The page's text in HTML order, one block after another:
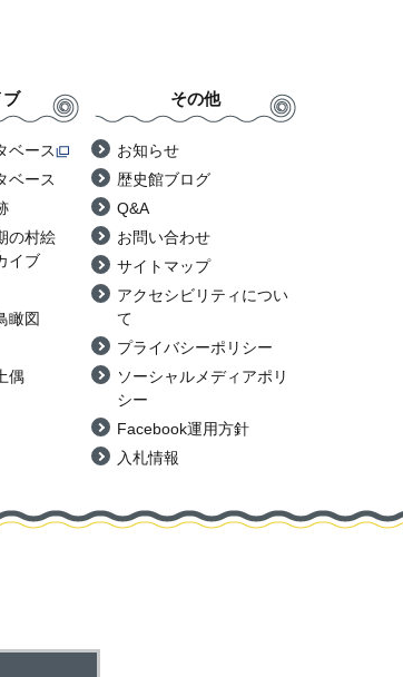
ブ
ベース
ベース
の村絵
イブ
瞰図
偶
その他
お知らせ
歴史館ブログ
Q&A
お問い合わせ
サイトマップ
アクセシビリティについ
て
プライバシーポリシー
ソーシャルメディアポリ
シー
Facebook運用方針
入札情報